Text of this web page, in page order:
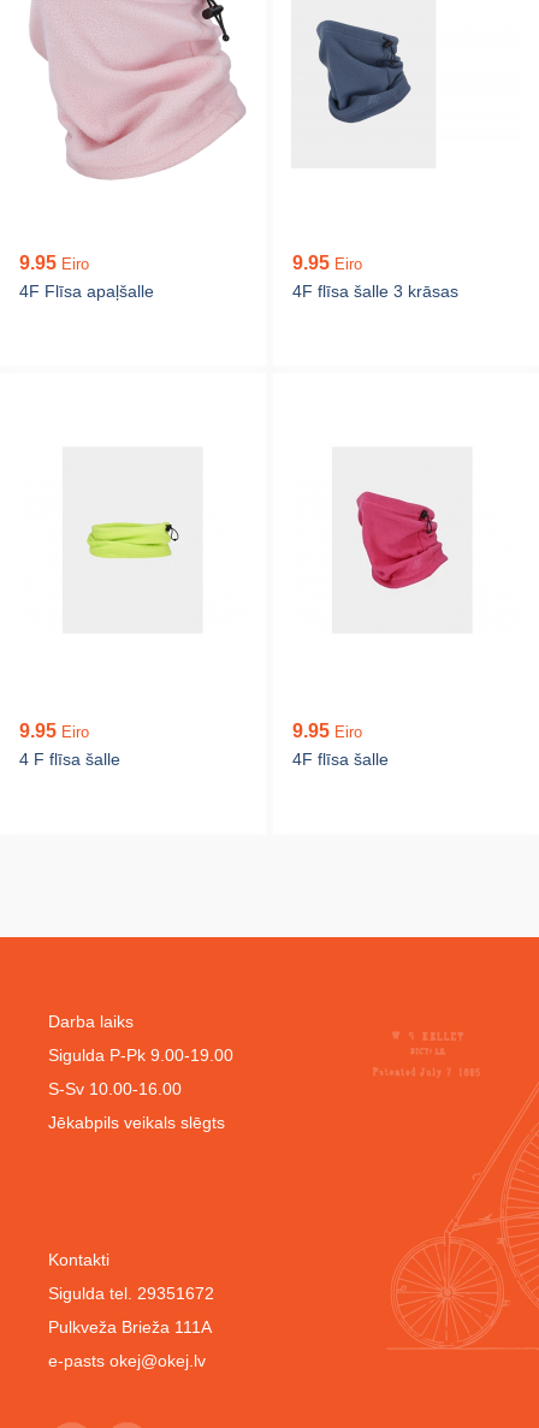
9.95 Eiro
4F Flīsa apaļšalle
9.95 Eiro
4F flīsa šalle 3 krāsas
9.95 Eiro
4 F flīsa šalle
9.95 Eiro
4F flīsa šalle
Kontakti
Sigulda tel. 29351672
Pulkveža Brieža 111A
e-pasts okej@okej.lv
Darba laiks
Sigulda P-Pk 9.00-19.00
S-Sv 10.00-16.00
Jēkabpils veikals slēgts